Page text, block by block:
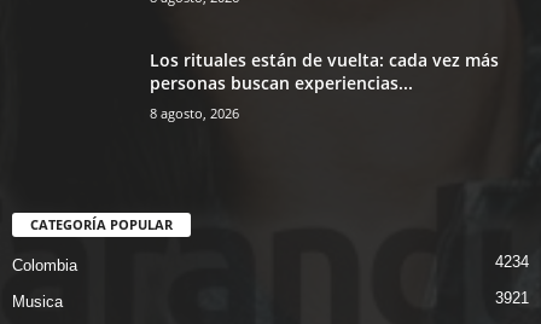
Los rituales están de vuelta: cada vez más
personas buscan experiencias...
8 agosto, 2026
CATEGORÍA POPULAR
Colombia 4234
Musica 3921